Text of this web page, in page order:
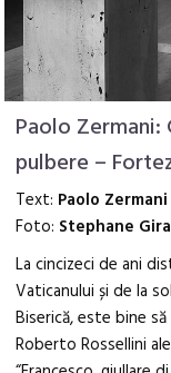
Paolo Zermani:
pulbere –
Text: Paolo Zermani
Foto: Stephane
La cincizeci de ani
Vaticanului și de la
Biserică, este bine
Roberto Rossellini